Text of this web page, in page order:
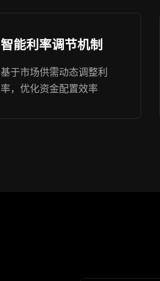
智能利率调节机制
基于市场供需动态调整利
率，优化资金配置效率